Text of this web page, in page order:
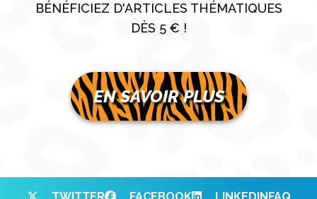
BÉNÉFICIEZ D'ARTICLES THÉMATIQUES
DÈS 5 € !
EN SAVOIR PLUS